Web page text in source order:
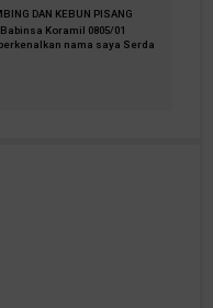
DAN KEBUN PISANG
Koramil 0805/01
nama saya Serda